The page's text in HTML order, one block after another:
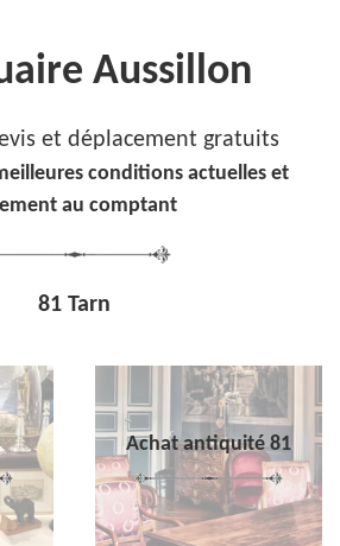
Aussillon
et déplacement gratuits
conditions actuelles et
au comptant
81 Tarn
Achat antiquité 81